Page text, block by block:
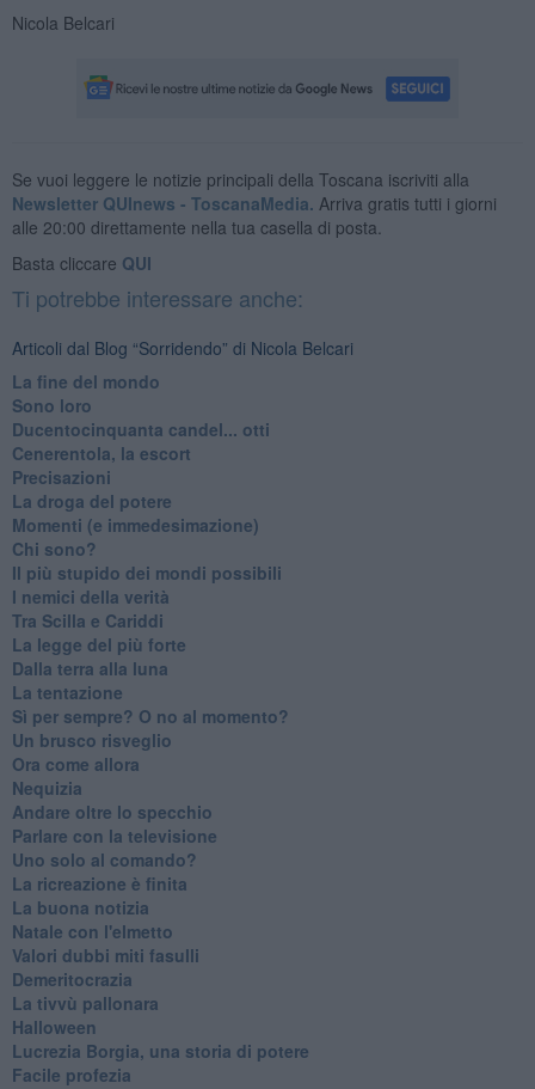
Nicola Belcari
Se vuoi leggere le notizie principali della Toscana iscriviti alla
Newsletter QUInews - ToscanaMedia. Arriva gratis tutti i giorni
alle 20:00 direttamente nella tua casella di posta.
Basta cliccare QUI
Ti potrebbe interessare anche:
Articoli dal Blog “Sorridendo” di Nicola Belcari
La fine del mondo
Sono loro
Ducentocinquanta candel... otti
Cenerentola, la escort
Precisazioni
La droga del potere
Momenti (e immedesimazione)
Chi sono?
Il più stupido dei mondi possibili
I nemici della verità
Tra Scilla e Cariddi
La legge del più forte
Dalla terra alla luna
La tentazione
​Sì per sempre? O no al momento?
Un brusco risveglio
Ora come allora
Nequizia
Andare oltre lo specchio
Parlare con la televisione
Uno solo al comando?
La ricreazione è finita
La buona notizia
Natale con l'elmetto
Valori dubbi miti fasulli
Demeritocrazia
La tivvù pallonara
Halloween
​Lucrezia Borgia, una storia di potere
Facile profezia